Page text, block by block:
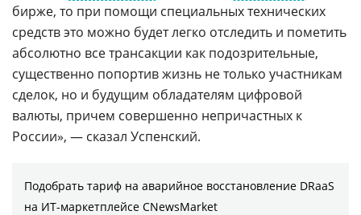
бирже, то при помощи специальных технических
средств это можно будет легко отследить и пометить
абсолютно все трансакции как подозрительные,
существенно попортив жизнь не только участникам
сделок, но и будущим обладателям цифровой
валюты, причем совершенно непричастных к
России», — сказал Успенский.
Подобрать тариф на аварийное восстановление DRaaS
на ИТ-маркетплейсе CNewsMarket